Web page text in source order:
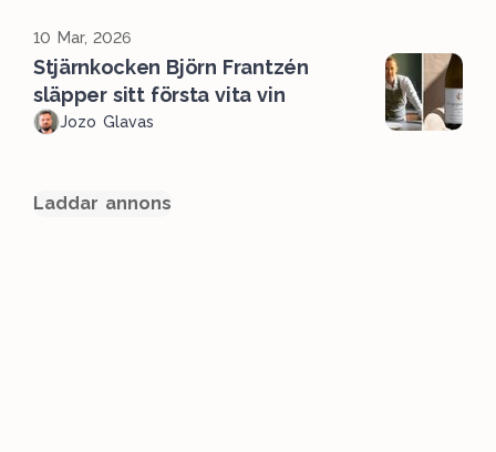
10 Mar, 2026
Stjärnkocken Björn Frantzén
släpper sitt första vita vin
Jozo Glavas
Laddar annons